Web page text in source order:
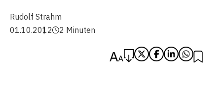
Rudolf Strahm
01.10.2012
2 Minuten